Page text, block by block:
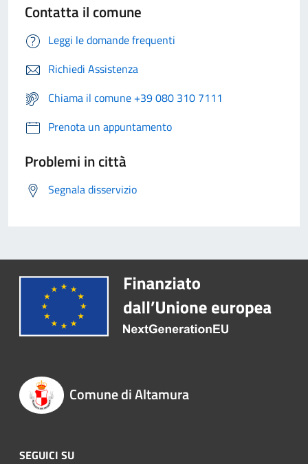
Contatta il comune
Leggi le domande frequenti
Richiedi Assistenza
Chiama il comune +39 080 310 7111
Prenota un appuntamento
Problemi in città
Segnala disservizio
Comune di Altamura
SEGUICI SU